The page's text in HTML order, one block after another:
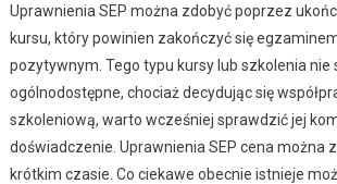
Uprawnienia SEP można zdobyć poprzez
kursu, który powinien zakończyć się
pozytywnym. Tego typu kursy lub szkolenia nie
ogólnodostępne, chociaż decydując się
szkoleniową, warto wcześniej sprawdzić jej
doświadczenie. Uprawnienia SEP cena można
krótkim czasie. Co ciekawe obecnie istnieje